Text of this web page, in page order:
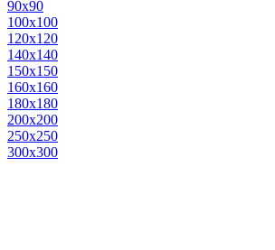
90х90
100х100
120х120
140х140
150х150
160х160
180х180
200х200
250х250
300х300